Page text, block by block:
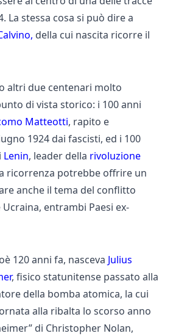
La stessa cosa si può dire a
della cui nascita ricorre il
altri due centenari molto
di vista storico: i 100 anni
Matteotti, rapito e
1924 dai fascisti, ed i 100
Lenin, leader della rivoluzione
ricorrenza potrebbe offrire un
anche il tema del conflitto
entrambi Paesi ex-
120 anni fa, nasceva Julius
, fisico statunitense passato alla
della bomba atomica, la cui
alla ribalta lo scorso anno
di Christopher Nolan,